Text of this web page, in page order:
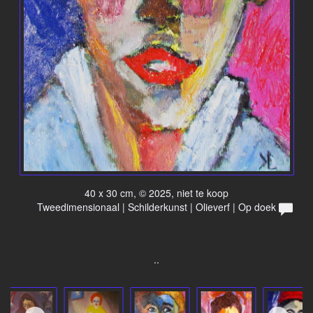
40 x 30 cm, © 2025, niet te koop
Tweedimensionaal | Schilderkunst | Olieverf | Op doek
..